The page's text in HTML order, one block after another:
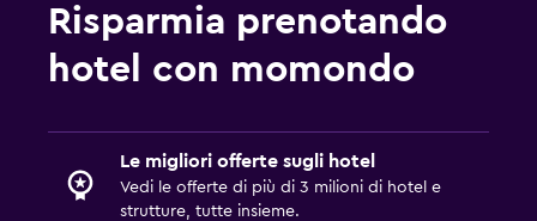
Risparmia prenotando
hotel con momondo
Le migliori offerte sugli hotel
Vedi le offerte di più di 3 milioni di hotel e
strutture, tutte insieme.